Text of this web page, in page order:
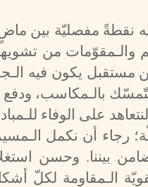
نقطةً مفصليّة بين
والـمقوّمات من
مستقبل يكون فيه
بالـمكاسب، ودفع
على الوفاء
رجاء أن نكمل
بيننا. وحسن
الـمقاومة لكلّ